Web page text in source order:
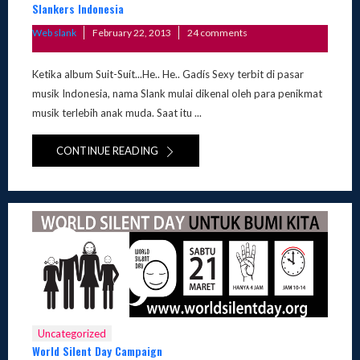
Slankers Indonesia
Web slank
Posted
February 22, 2013 24 comments
Ketika album Suit-Suít...He.. He.. Gadís Sexy terbit di pasar
musik Indonesia, nama Slank mulai dikenal oleh para penikmat
musik terlebih anak muda. Saat itu ...
CONTINUE READING
Uncategorized
World Silent Day Campaign